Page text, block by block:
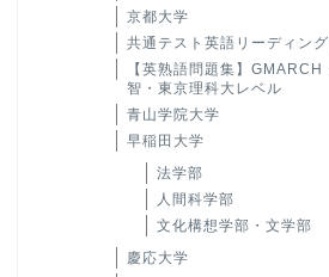
京都大学
共通テスト英語リーディン
【英熟語問題集】
智・東京理科大レベル
青山学院大学
早稲田大学
法学部
人間科学部
文化構想学部・文学部
慶応大学